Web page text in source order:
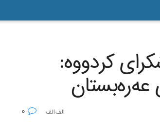
کردووه‌:
عه‌ره‌بستان